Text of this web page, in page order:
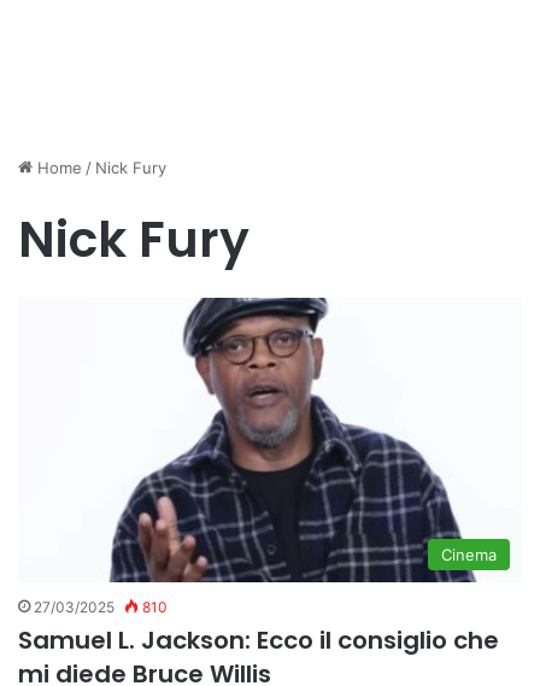
Home / Nick Fury
Nick Fury
Cinema
27/03/2025 810
Samuel L. Jackson: Ecco il consiglio che
mi diede Bruce Willis